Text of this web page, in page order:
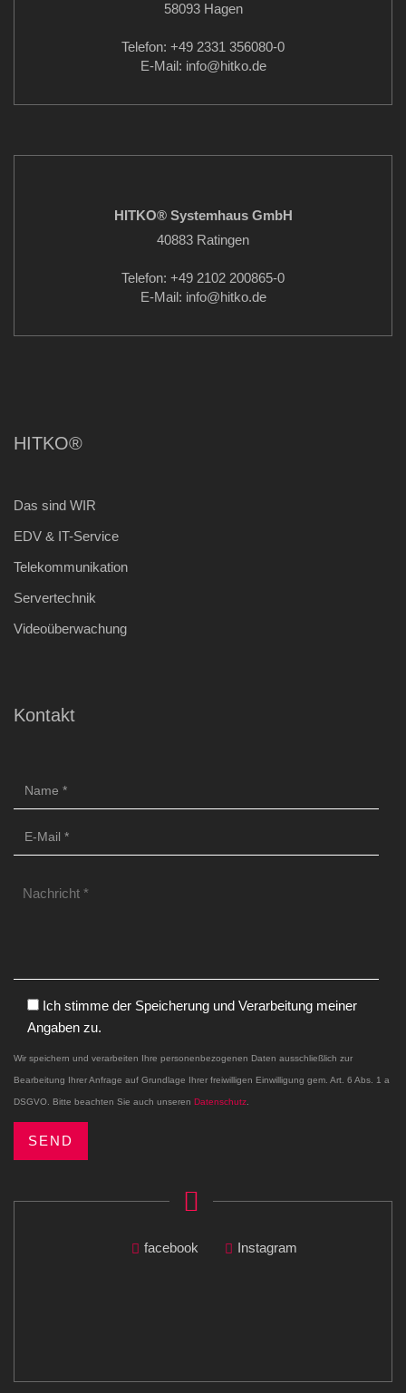
58093 Hagen
Telefon: +49 2331 356080-0
E-Mail: info@hitko.de
HITKO® Systemhaus GmbH
40883 Ratingen
Telefon: +49 2102 200865-0
E-Mail: info@hitko.de
HITKO®
Das sind WIR
EDV & IT-Service
Telekommunikation
Servertechnik
Videoüberwachung
Kontakt
Ich stimme der Speicherung und Verarbeitung meiner
Angaben zu.
Wir speichern und verarbeiten Ihre personenbezogenen Daten ausschließlich zur
Bearbeitung Ihrer Anfrage auf Grundlage Ihrer freiwilligen Einwilligung gem. Art. 6 Abs. 1 a
DSGVO. Bitte beachten Sie auch unseren Datenschutz
facebook Instagram